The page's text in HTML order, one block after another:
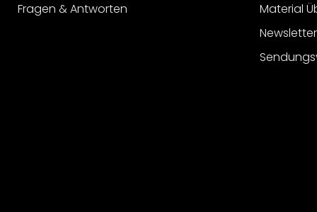
Fragen & Antworten
Material